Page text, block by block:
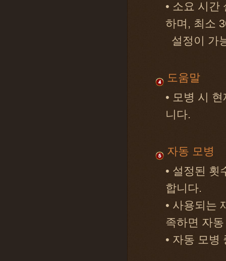
• 소요 시간
하며, 최소
설정이 가
도움말
• 모병 시
니다.
자동 모병
• 설정된 횟
합니다.
• 사용되는
족하면 자
• 자동 모병